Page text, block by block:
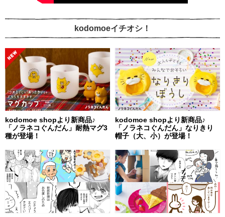
kodomoeイチオシ！
kodomoe shopより新商品♪
「ノラネコぐんだん」耐熱マグ3
種が登場！
kodomoe shopより新商品♪
「ノラネコぐんだん」なりきり
帽子（大、小）が登場！